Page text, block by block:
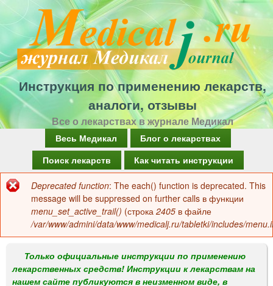
Перейти
к
основному
содержанию
Инструкция по применению лекарств,
аналоги, отзывы
Все о лекарствах в журнале Медикал
а
в
о
м
Весь Медикал
Блог о лекарствах
Поиск лекарств
Как читать инструкции
Сообщение
об
ошибке
Deprecated function: The each() function is deprecated. This
message will be suppressed on further calls в функции
menu_set_active_trail() (строка 2405 в файле
/var/www/admini/data/www/medicalj.ru/tabletki/includes/
Только официальные инструкции по применению
лекарственных средств! Инструкции к лекарствам на
нашем сайте публикуются в неизменном виде, в